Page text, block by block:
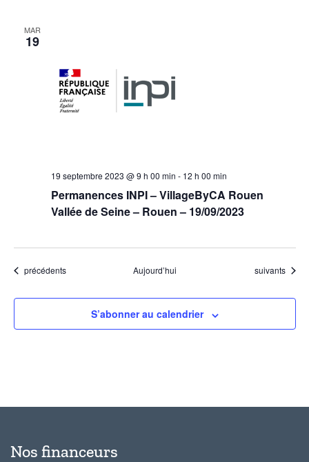
MAR
19
Permanences INPI – VillageByCA Rouen
Vallée de Seine – Rouen – 19/09/2023
19 septembre 2023 @ 9 h 00 min - 12 h 00 min
Évènements
précédents Aujourd’hui Évènements
suivants
S’abonner au calendrier
Nos financeurs